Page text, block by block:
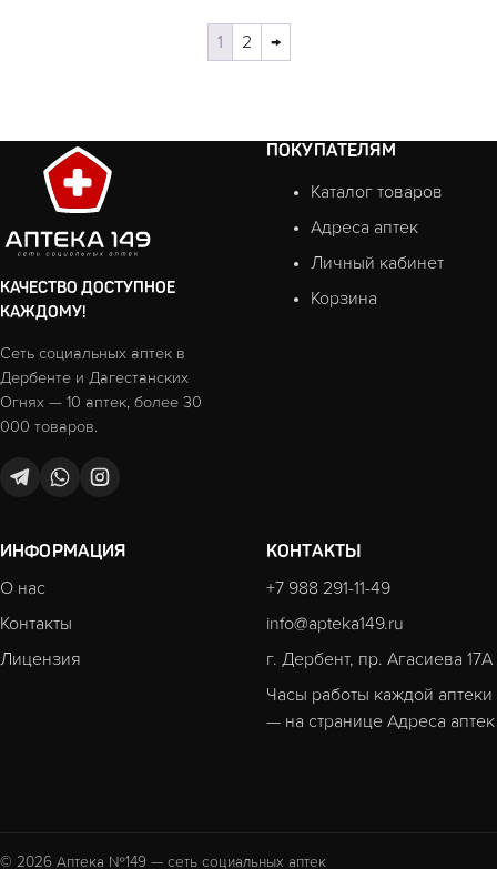
1 2 →
КАЧЕСТВО ДОСТУПНОЕ
КАЖДОМУ!
Сеть социальных аптек в
Дербенте и Дагестанских
Огнях — 10 аптек, более 30
000 товаров.
ПОКУПАТЕЛЯМ
Каталог товаров
Адреса аптек
Личный кабинет
Корзина
ИНФОРМАЦИЯ
О нас
Контакты
Лицензия
КОНТАКТЫ
+7 988 291-11-49
info@apteka149.ru
г. Дербент, пр. Агасиева 17А
Часы работы каждой аптеки
— на странице Адреса аптек
© 2026 Аптека №149 — сеть социальных аптек